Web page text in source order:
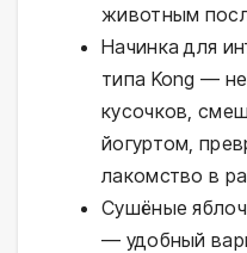
животным
Начинка для
типа Kong —
кусочков,
йогуртом,
лакомство в
Сушёные
— удобный